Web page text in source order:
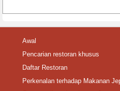
Awal
Pencarian restoran khusus
Daftar Restoran
Perkenalan terhadap Makanan